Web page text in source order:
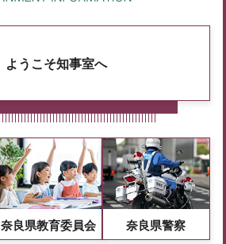
ようこそ知事室へ
奈良県教育委員会 奈良県警察